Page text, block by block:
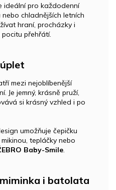
ideální pro každodenní
chladnějších letních
hraní, procházky i
přehřátí.
mezi nejoblíbenější
Je jemný, krásně pruží,
si krásný vzhled i po
umožňuje čepičku
tepláčky nebo
Baby-Smile.
i batolata